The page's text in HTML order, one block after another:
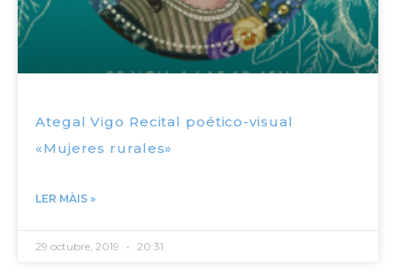
Ategal Vigo Recital poético-visual
«Mujeres rurales»
LER MÀIS »
29 octubre, 2019 20:31